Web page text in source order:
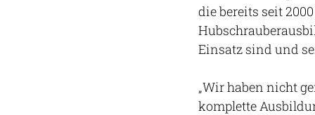
die bereits seit
Einsatz sind und
„Wir haben nicht
komplette